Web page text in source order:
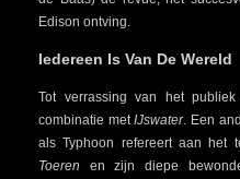
Edison ontving.
Iedereen Is Van De Wereld
Tot verrassing van het
combinatie metIJswater. Een
als Typhoon refereert aan het
Toeren en zijn diepe